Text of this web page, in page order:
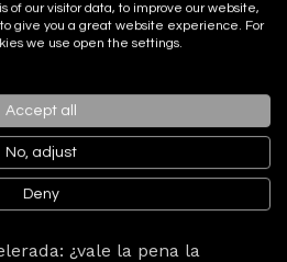
circulación en ciudades
ZBE están limitando el
plazo.En algunas
los diésel más nuevos
restricciones en los
¿vale la pena la
of our visitor data, to improve our website,
give you a great website experience. For
we use open the settings.
Accept all
No, adjust
Deny